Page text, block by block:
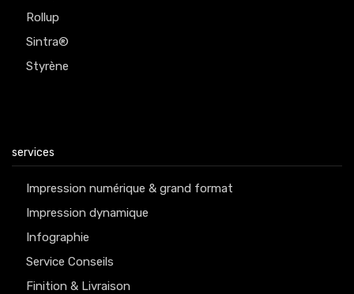
Rollup
Sintra®
Styrène
services
Impression numérique & grand format
Impression dynamique
Infographie
Service Conseils
Finition & Livraison